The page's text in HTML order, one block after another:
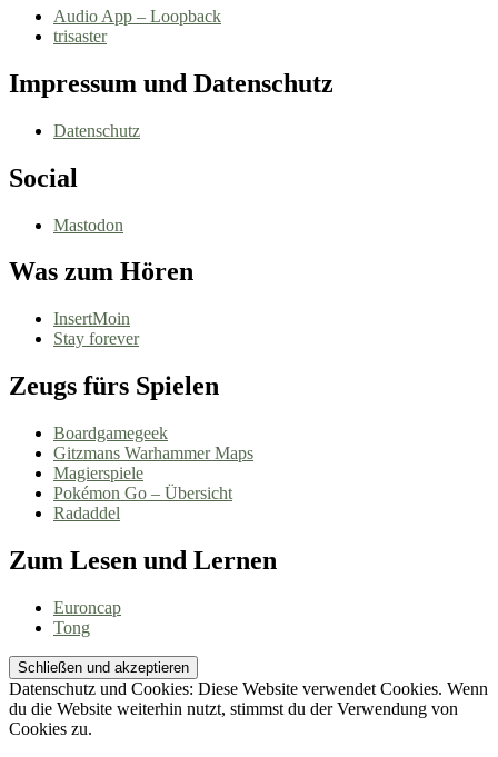
Audio App – Loopback
trisaster
Impressum und Datenschutz
Datenschutz
Social
Mastodon
Was zum Hören
InsertMoin
Stay forever
Zeugs fürs Spielen
Boardgamegeek
Gitzmans Warhammer Maps
Magierspiele
Pokémon Go – Übersicht
Radaddel
Zum Lesen und Lernen
Euroncap
Tong
Datenschutz und Cookies: Diese Website verwendet Cookies. Wenn
du die Website weiterhin nutzt, stimmst du der Verwendung von
Cookies zu.